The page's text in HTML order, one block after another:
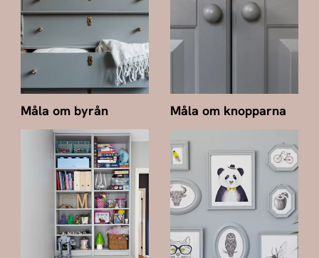
Måla om byrån Måla om knopparna